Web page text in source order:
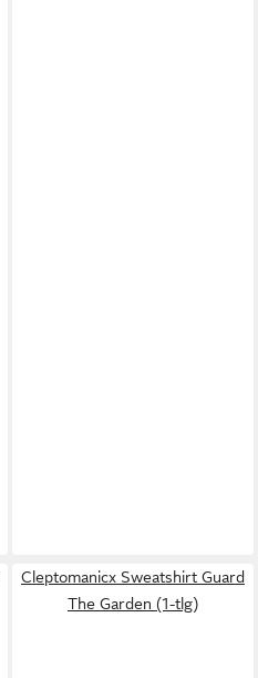
Cleptomanicx Sweatshirt Guard
The Garden (1-tlg)